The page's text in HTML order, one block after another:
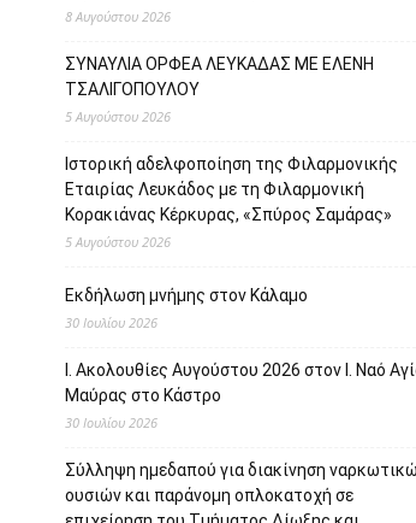
8 Αυγούστου 2026
ΣΥΝΑΥΛΙΑ ΟΡΦΕΑ ΛΕΥΚΑΔΑΣ ΜΕ ΕΛΕΝΗ
ΤΣΑΛΙΓΟΠΟΥΛΟΥ
5 Αυγούστου 2026
Ιστορική αδελφοποίηση της Φιλαρμονικής
Εταιρίας Λευκάδος με τη Φιλαρμονική
Κορακιάνας Κέρκυρας, «Σπύρος Σαμάρας»
5 Αυγούστου 2026
Εκδήλωση μνήμης στον Κάλαμο
30 Ιουλίου 2026
Ι. Ακολουθίες Αυγούστου 2026 στον Ι. Ναό
Μαύρας στο Κάστρο
30 Ιουλίου 2026
Σύλληψη ημεδαπού για διακίνηση
ουσιών και παράνομη οπλοκατοχή σε